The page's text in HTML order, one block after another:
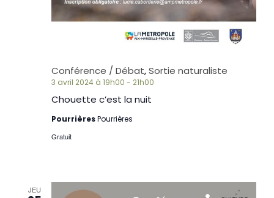
Conférence / Débat,Sortie naturaliste
Chouette c’est la nuit
3 avril 2024 à 19h00 - 21h00
PourrièresPourrières
Gratuit
JEU